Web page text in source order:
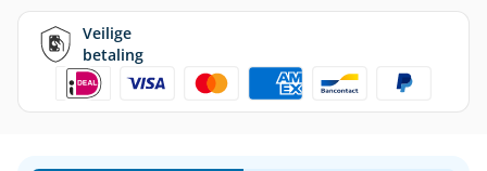
Veilige
betaling